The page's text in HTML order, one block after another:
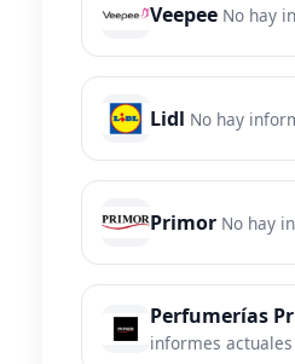
Veepee No hay
Lidl No hay
Primor No hay
Perfumerías
informes actuales